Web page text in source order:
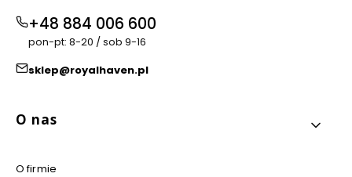
+48 884 006 600
pon-pt: 8-20 / sob 9-16
sklep@royalhaven.pl
Linki w stopce
O nas
O firmie